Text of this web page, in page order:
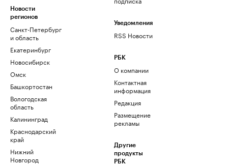
Новости
регионов
Санкт-Петербург
и область
Екатеринбург
Новосибирск
Омск
Башкортостан
Вологодская
область
Калининград
Краснодарский
край
Нижний
Новгород
Уведомления
RSS Новости
РБК
О компании
Контактная
информация
Редакция
Размещение
рекламы
Другие
продукты
РБК